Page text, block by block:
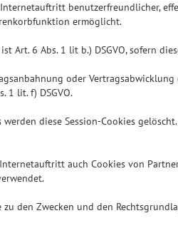
benutzerfreundlicher,
ermöglicht.
Art. 6 Abs. 1 lit b.) DSGVO, sofern
oder
1 lit. f) DSGVO.
diese Session-Cookies gelöscht.
auch Cookies von
den Zwecken und den